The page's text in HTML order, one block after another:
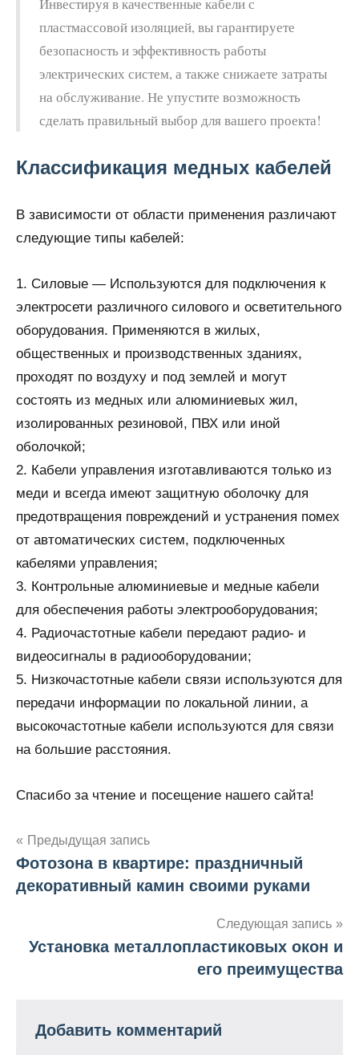
пластмассовой изоляцией, вы гарантируете
безопасность и эффективность работы
электрических систем, а также снижаете затраты
на обслуживание. Не упустите возможность
сделать правильный выбор для вашего проекта!
Классификация медных кабелей
В зависимости от области применения различают
следующие типы кабелей:
1. Силовые — Используются для подключения к
электросети различного силового и осветительного
оборудования. Применяются в жилых,
общественных и производственных зданиях,
проходят по воздуху и под землей и могут
состоять из медных или алюминиевых жил,
изолированных резиновой, ПВХ или иной
оболочкой;
2. Кабели управления изготавливаются только из
меди и всегда имеют защитную оболочку для
предотвращения повреждений и устранения помех
от автоматических систем, подключенных
кабелями управления;
3. Контрольные алюминиевые и медные кабели
для обеспечения работы электрооборудования;
4. Радиочастотные кабели передают радио- и
видеосигналы в радиооборудовании;
5. Низкочастотные кабели связи используются для
передачи информации по локальной линии, а
высокочастотные кабели используются для связи
на большие расстояния.
Спасибо за чтение и посещение нашего сайта!
Навигация
по
Предыдущая запись
Фотозона в квартире: праздничный
декоративный камин своими руками
Следующая запись
Установка металлопластиковых окон и
его преимущества
Добавить комментарий